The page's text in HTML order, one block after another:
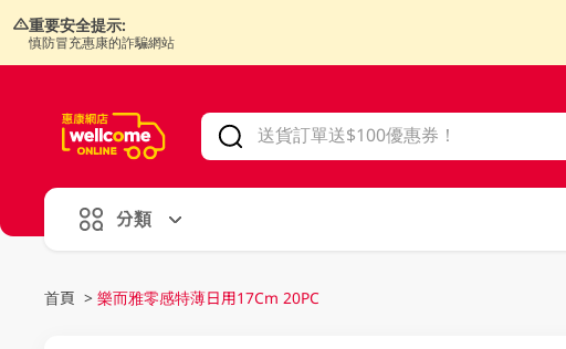
重要安全提示:
慎防冒充惠康的詐騙網站
分類
首頁 > 樂而雅零感特薄日用17Cm 20PC